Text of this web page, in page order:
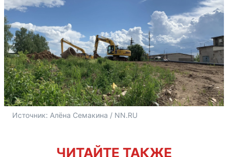
Источник: Алёна Семакина / NN.RU
ЧИТАЙТЕ ТАКЖЕ